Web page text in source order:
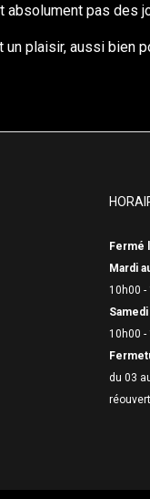
pas des
un plaisir, aussi
Fermé
Mardi
10h00
Samedi
10h00 -
du 03